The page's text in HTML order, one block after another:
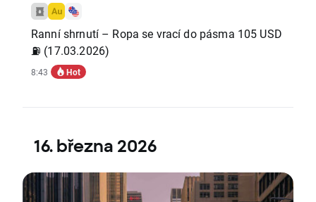
Ranní shrnutí – Ropa se vrací do pásma 105 USD
⛽ (17.03.2026)
8:43 Hot
16. března 2026